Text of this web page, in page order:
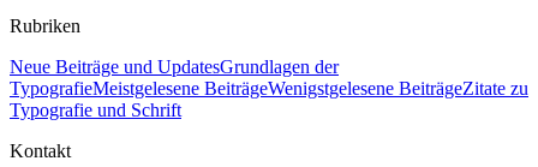
Rubriken
Neue Beiträge und UpdatesGrundlagen der
TypografieMeistgelesene BeiträgeWenigstgelesene BeiträgeZitate zu
Typografie und Schrift
Kontakt